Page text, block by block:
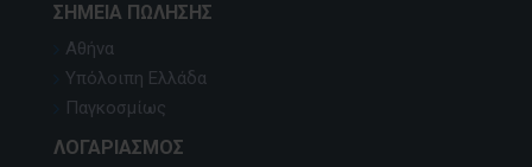
ΣΗΜΕΊΑ ΠΏΛΗΣΗΣ
Αθήνα
Υπόλοιπη Ελλάδα
Παγκοσμίως
ΛΟΓΑΡΙΑΣΜΌΣ